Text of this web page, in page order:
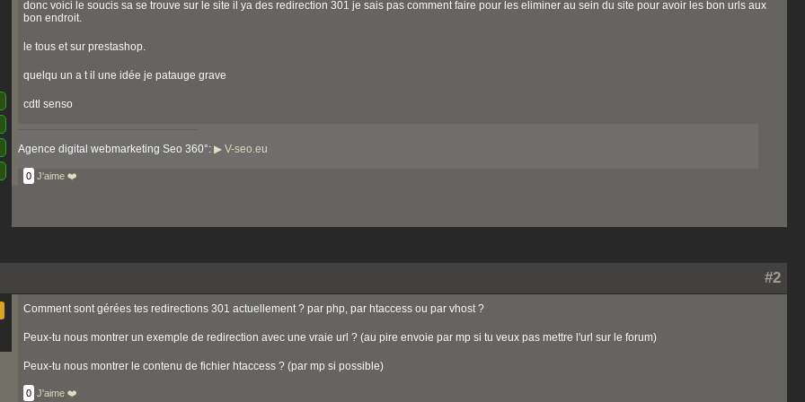
donc voici le soucis sa se trouve sur le site il ya des redirection 301 je sais pas comment faire pour les eliminer au sein du site pour avoir les bon urls aux
bon endroit.
le tous et sur prestashop.
quelqu un a t il une idée je patauge grave
cdtl senso
Agence digital webmarketing Seo 360°: ▶ V-seo.eu
0 J'aime ❤️
#2
Comment sont gérées tes redirections 301 actuellement ? par php, par htaccess ou par vhost ?
Peux-tu nous montrer un exemple de redirection avec une vraie url ? (au pire envoie par mp si tu veux pas mettre l'url sur le forum)
Peux-tu nous montrer le contenu de fichier htaccess ? (par mp si possible)
0 J'aime ❤️